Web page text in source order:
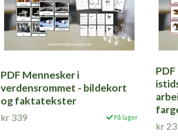
PDF Mennesker i
verdensrommet - bildekort
og faktatekster
kr 339 På lager
kr